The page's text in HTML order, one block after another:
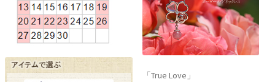
「True Love」